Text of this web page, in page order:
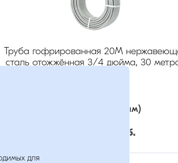
Труба гофрированная 20М
сталь отожжённая 3/4 дюйма, 30
(дюйм)
руб.
для